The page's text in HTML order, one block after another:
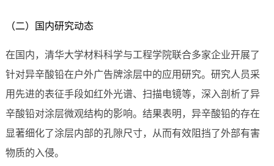
（二）国内研究动态
在国内，清华大学材料科学与工程学院联合多家企业开展了
针对异辛酸铅在户外广告牌涂层中的应用研究。研究人员采
用先进的表征手段如红外光谱、扫描电镜等，深入剖析了异
辛酸铅对涂层微观结构的影响。结果表明，异辛酸铅的存在
显著细化了涂层内部的孔隙尺寸，从而有效阻挡了外部有害
物质的入侵。